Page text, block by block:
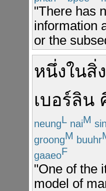
"There has
information
or the
หนึ่งในสิ่
เบอร์ลิน
neungL naiM
groongM buuhr
gaaeoF
"One of the
model of